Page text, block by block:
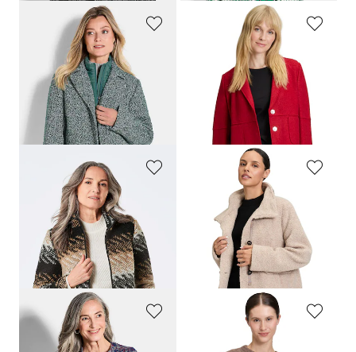
109,95 €209,95 €
30-Tage-Bestpreis**: 169,95 €
(-35%)
BETTY BARCLAY
Blazer aus Wollwalk und Viskose
129,99 €
30-Tage-Bestpreis**: 71,49 € (-18%)
GOLDNER
Wolljacke mit Jacquardmuster
109,95 €179,95 €
30-Tage-Bestpreis**: 149,95 €
(-26%)
Wolljacke in flauschiger Teddy-Optik
125,99 €279,99 €
30-Tage-Bestpreis**: 196,00 €
GOLDNER
BETTY BARCLAY